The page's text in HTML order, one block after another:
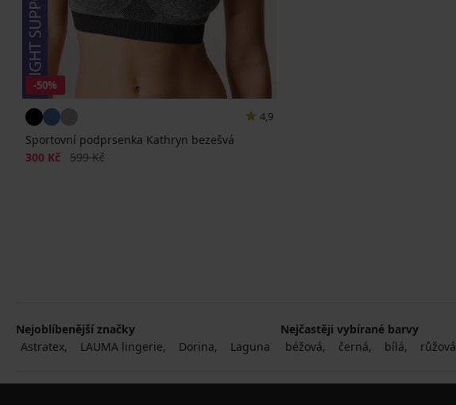
-50%
4,9
Sportovní podprsenka Kathryn bezešvá
Sleva
300 Kč Původní cena
599 Kč
Nejoblíbenější značky
Astratex
LAUMA lingerie Dorina Laguna
Nejčastěji vybírané barvy
béžová
černá bílá růžová